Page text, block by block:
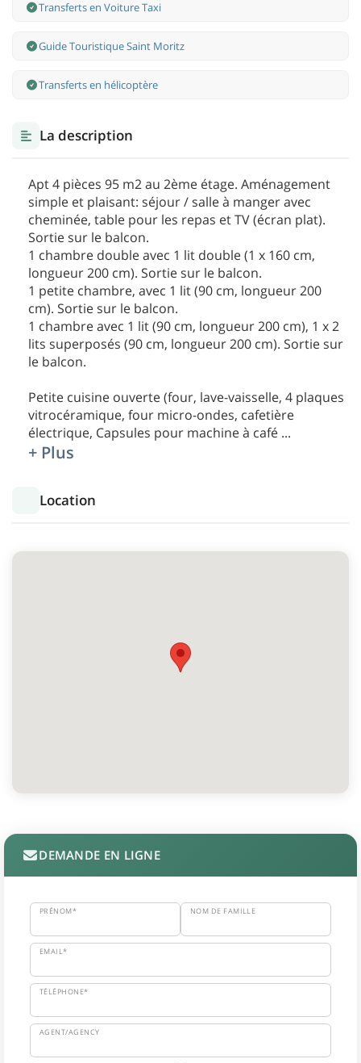
Transferts en Voiture Taxi
Guide Touristique Saint Moritz
Transferts en hélicoptère
La description
Apt 4 pièces 95 m2 au 2ème étage. Aménagement
simple et plaisant: séjour / salle à manger avec
cheminée, table pour les repas et TV (écran plat).
Sortie sur le balcon.
1 chambre double avec 1 lit double (1 x 160 cm,
longueur 200 cm). Sortie sur le balcon.
1 petite chambre, avec 1 lit (90 cm, longueur 200
cm). Sortie sur le balcon.
1 chambre avec 1 lit (90 cm, longueur 200 cm), 1 x 2
lits superposés (90 cm, longueur 200 cm). Sortie sur
le balcon.
Petite cuisine ouverte (four, lave-vaisselle, 4 plaques
vitrocéramique, four micro-ondes, cafetière
électrique, Capsules pour machine à café ...
+ Plus
Location
DEMANDE EN LIGNE
PRÉNOM* NOM DE FAMILLE
EMAIL*
TÉLÉPHONE*
AGENT/AGENCY